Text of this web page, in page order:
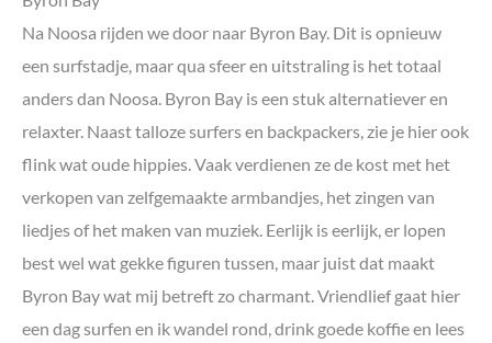
Na Noosa rijden we door naar Byron Bay. Dit is opnieuw
een surfstadje, maar qua sfeer en uitstraling is het totaal
anders dan Noosa. Byron Bay is een stuk alternatiever en
relaxter. Naast talloze surfers en backpackers, zie je hier ook
flink wat oude hippies. Vaak verdienen ze de kost met het
verkopen van zelfgemaakte armbandjes, het zingen van
liedjes of het maken van muziek. Eerlijk is eerlijk, er lopen
best wel wat gekke figuren tussen, maar juist dat maakt
Byron Bay wat mij betreft zo charmant. Vriendlief gaat hier
een dag surfen en ik wandel rond, drink goede koffie en lees